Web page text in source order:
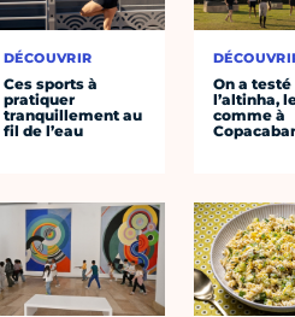
DÉCOUVRIR
Ces sports à
pratiquer
tranquillement au
fil de l’eau
On a testé
l’altinha,
comme à